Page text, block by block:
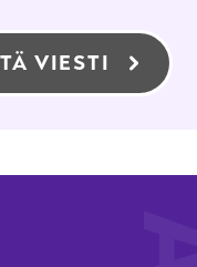
VIESTI